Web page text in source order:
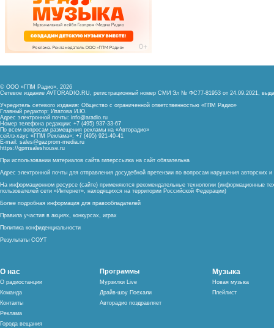
© ООО «ГПМ Радио», 2026
Сетевое издание AVTORADIO.RU, регистрационный номер СМИ Эл № ФС77-81953 от 24.09.2021,
Учредитель сетевого издания: Общество с ограниченной ответственностью «ГПМ Радио»
Главный редактор: Ипатова И.Ю.
Адрес электронной почты: info@aradio.ru
Номер телефона редакции: +7 (495) 937-33-67
По всем вопросам размещения рекламы на «Авторадио»
сейлз-хаус «ГПМ Реклама»: +7 (495) 921-40-41
E-mail: sales@gazprom-media.ru
https://gpmsaleshouse.ru
При использовании материалов сайта гиперссылка на сайт обязательна
Адрес электронной почты для отправления досудебной претензии по вопросам нарушения авторских
На информационном ресурсе (сайте) применяются рекомендательные технологии (информационные
пользователей сети «Интернет», находящихся на территории Российской Федерации)
Более подробная информация для правообладателей
Правила участия в акциях, конкурсах, играх
Политика конфиденциальности
Результаты СОУТ
О нас
О радиостанции
Команда
Контакты
Реклама
Города вещания
Программы
Мурзилки Live
Драйв-шоу Поехали
Авторадио поздравляет
Музыка
Новая музыка
Плейлист